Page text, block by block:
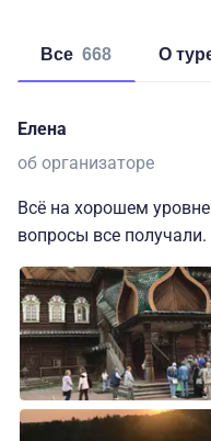
Все 668 о
Елена
об организаторе
Всё на хорошем
вопросы все получали.